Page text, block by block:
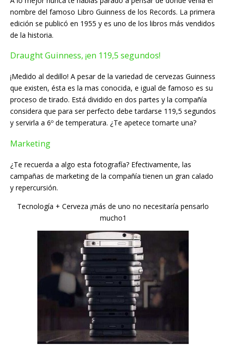
nombre del famoso Libro Guinness de los Records. La primera
edición se publicó en 1955 y es uno de los libros más vendidos
de la historia.
Draught Guinness, ¡en 119,5 segundos!
¡Medido al dedillo! A pesar de la variedad de cervezas Guinness
que existen, ésta es la mas conocida, e igual de famoso es su
proceso de tirado. Está dividido en dos partes y la compañía
considera que para ser perfecto debe tardarse 119,5 segundos
y servirla a 6º de temperatura. ¿Te apetece tomarte una?
Marketing
¿Te recuerda a algo esta fotografía? Efectivamente, las
campañas de marketing de la compañía tienen un gran calado
y repercursión.
Tecnología + Cerveza ¡más de uno no necesitaría pensarlo
mucho1